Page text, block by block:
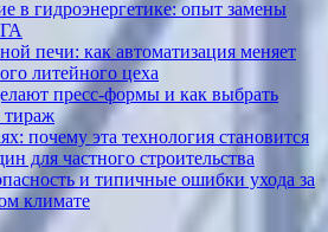
в гидроэнергетике: опыт замены
печи: как автоматизация меняет
литейного цеха
пресс-формы и как выбрать
тираж
почему эта технология становится
для частного строительства
и типичные ошибки ухода за
климате